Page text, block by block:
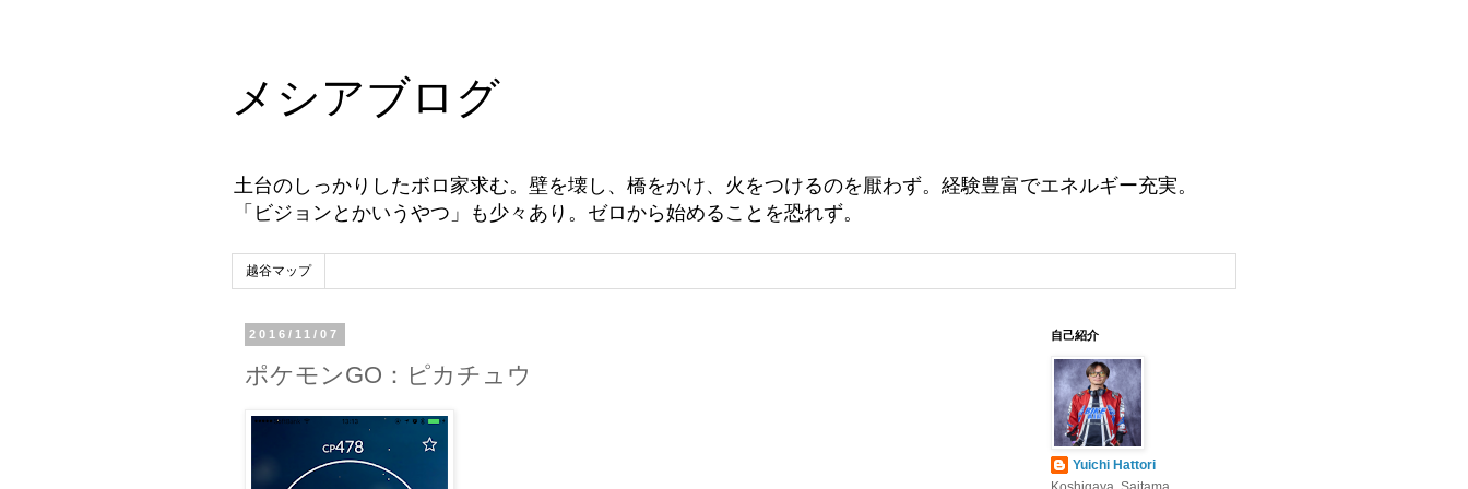
メシアブログ
土台のしっかりしたボロ家求む。壁を壊し、橋をかけ、火をつけるのを厭わず。経験豊富でエネルギー充実。
「ビジョンとかいうやつ」も少々あり。ゼロから始めることを恐れず。
越谷マップ
2016/11/07
ポケモンGO：ピカチュウ
自己紹介
Yuichi Hattori